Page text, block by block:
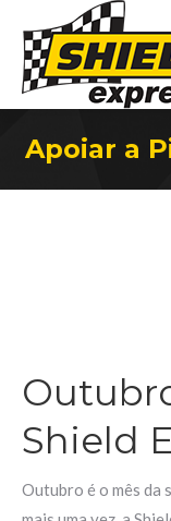
Apoiar a
Shield
Outubro é o mês da